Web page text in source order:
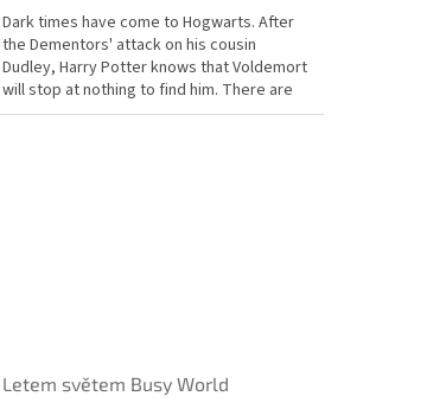
Dark times have come to Hogwarts. After
the Dementors' attack on his cousin
Dudley, Harry Potter knows that Voldemort
will stop at nothing to find him. There are
many who deny...
Letem světem Busy World